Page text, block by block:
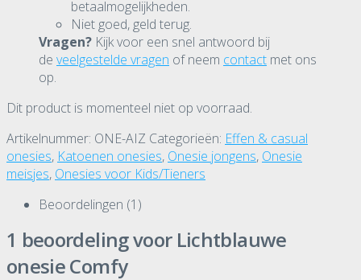
betaalmogelijkheden.
Niet goed, geld terug.
Vragen? Kijk voor een snel antwoord bij
de veelgestelde vragen of neem contact met ons
op.
Dit product is momenteel niet op voorraad.
Artikelnummer: ONE-AIZ Categorieën: Effen & casual
onesies, Katoenen onesies, Onesie jongens, Onesie
meisjes, Onesies voor Kids/Tieners
Beoordelingen (1)
1 beoordeling voor Lichtblauwe
onesie Comfy